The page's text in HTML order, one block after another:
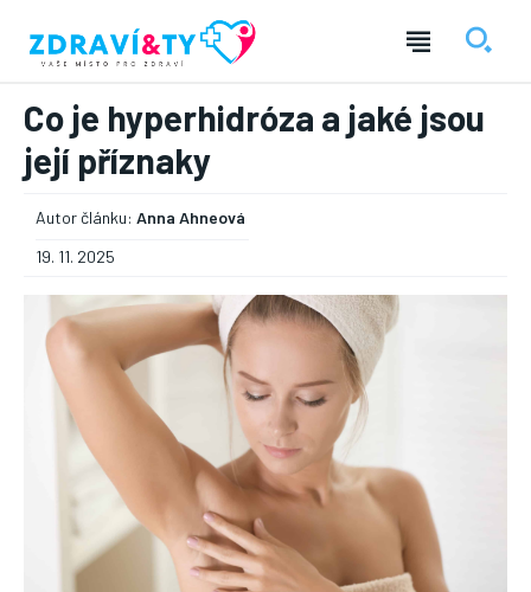
― REKLAMA ―
Nic není tak důležité, jako vaše zdraví.
Náš web nabízí komplexní informace a rady pro zdravý životní
Co je hyperhidróza a jaké jsou
její příznaky
Autor článku: Anna Ahneová
19. 11. 2025